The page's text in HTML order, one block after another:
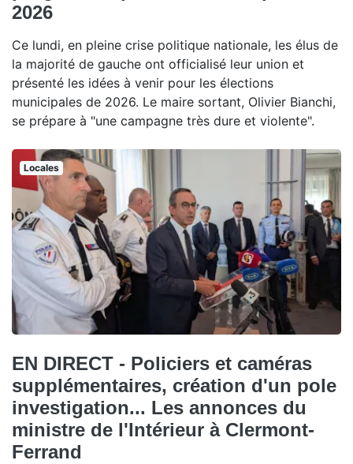
2026
Ce lundi, en pleine crise politique nationale, les élus de
la majorité de gauche ont officialisé leur union et
présenté les idées à venir pour les élections
municipales de 2026. Le maire sortant, Olivier Bianchi,
se prépare à "une campagne très dure et violente".
Locales
EN DIRECT - Policiers et caméras
supplémentaires, création d'un pole
investigation... Les annonces du
ministre de l'Intérieur à Clermont-
Ferrand